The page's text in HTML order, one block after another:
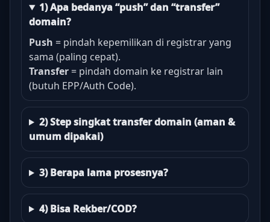
1) Apa bedanya “push” dan “transfer”
domain?
Push = pindah kepemilikan di registrar yang
sama (paling cepat).
Transfer = pindah domain ke registrar lain
(butuh EPP/Auth Code).
2) Step singkat transfer domain (aman &
umum dipakai)
3) Berapa lama prosesnya?
4) Bisa Rekber/COD?